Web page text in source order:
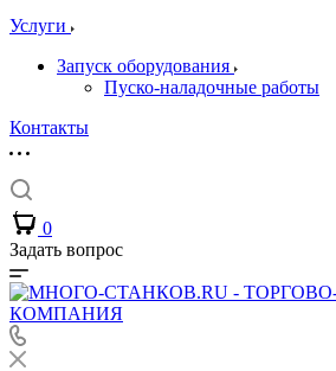
Услуги
Запуск оборудования
Пуско-наладочные работы
Контакты
0
Задать вопрос